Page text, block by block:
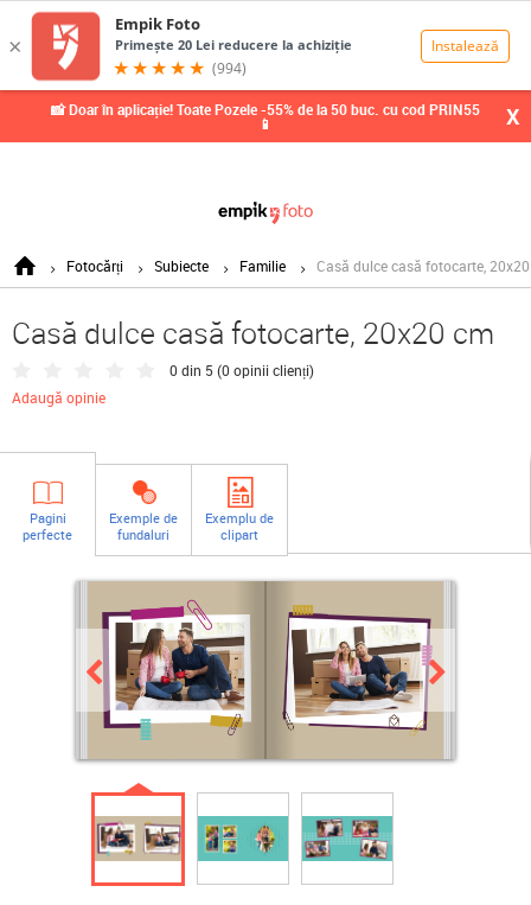
📸 Doar în aplicație! Toate Pozele -55% de la 50 buc. cu cod PRIN55
📱 X
Fotocărți Subiecte Familie Casă dulce casă fotocarte,
Casă dulce casă fotocarte, 20x20 cm
0 din 5 (0 opinii clienți)
Adaugă opinie
Pagini
perfecte
Exemple de
fundaluri
Exemplu de
clipart